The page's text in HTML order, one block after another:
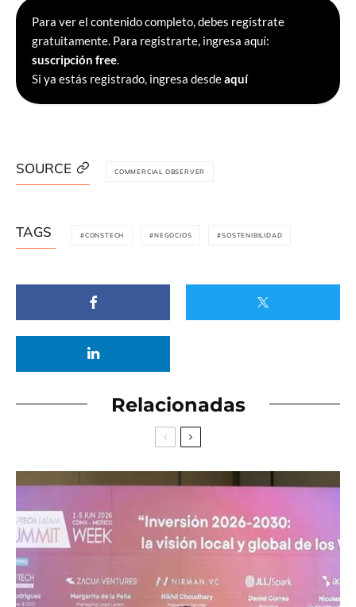
Para ver el contenido completo, debes regístrate
gratuitamente. Para registrarte, ingresa aquí:
suscripción free.
Si ya estás registrado, ingresa desdeaquí
SOURCE COMMERCIAL OBSERVER
TAGS CONSTECH NEGOCIOS SOSTENIBILIDAD
Relacionadas